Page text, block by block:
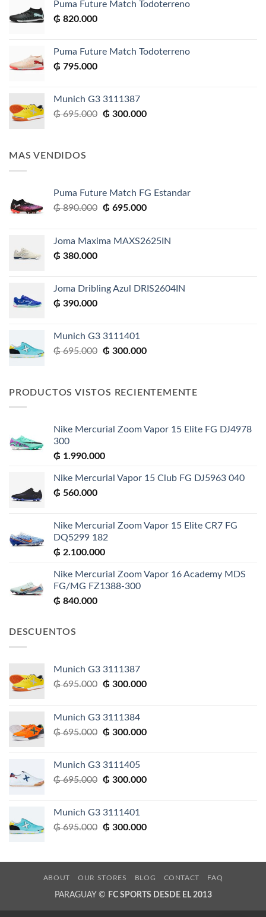
Puma Future Match Todoterreno
₲ 820.000
Puma Future Match Todoterreno
₲ 795.000
Munich G3 3111387
₲695.000 El
₲ 300.000El
MAS VENDIDOS
Puma Future Match FG Estandar
₲890.000 El
era:
₲ 695.000El
es:
Joma Maxima MAXS2625IN
₲ 380.000
Joma Dribling Azul DRIS2604IN
₲ 390.000
Munich G3 3111401
₲695.000 El
era:
₲ 300.000El
es:
PRODUCTOS VISTOS RECIENTEMENTE
Nike Mercurial Zoom Vapor 15 Elite FG DJ4978
300
₲ 1.990.000
Nike Mercurial Vapor 15 Club FG DJ5963 040
₲ 560.000
Nike Mercurial Zoom Vapor 15 Elite CR7 FG
DQ5299 182
₲ 2.100.000
Nike Mercurial Zoom Vapor 16 Academy MDS
FG/MG FZ1388-300
₲ 840.000
DESCUENTOS
Munich G3 3111387
₲695.000 El
era:
₲ 695.000.
₲ 300.000El
₲ 300.000.
Munich G3 3111384
₲695.000 El
era:
₲ 695.000.
₲ 300.000El
₲ 300.000.
Munich G3 3111405
₲695.000 El
era:
₲ 695.000.
₲ 300.000El
₲ 300.000.
Munich G3 3111401
₲695.000 El
era:
₲ 695.000.
₲ 300.000El
es:
₲ 300.000.
ABOUT OUR STORES BLOG CONTACT FAQ
PARAGUAY © FC SPORTS DESDE EL 2013